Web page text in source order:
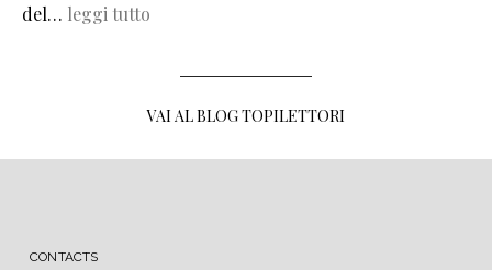
del… leggi tutto
VAI AL BLOG TOPILETTORI
MENU FOOTER
CONTACTS